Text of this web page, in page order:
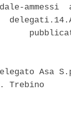
Asa
Trebino